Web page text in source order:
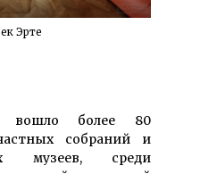
Эрте
вошло более 80
собраний и
музеев, среди